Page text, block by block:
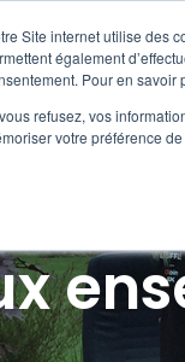
Site internet utilise des
également
Pour en savoir
refusez, vos
votre préférence